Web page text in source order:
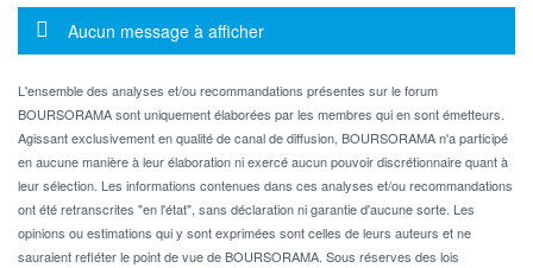
Message d'information
Aucun message à afficher
L'ensemble des analyses et/ou recommandations présentes sur le forum
BOURSORAMA sont uniquement élaborées par les membres qui en sont émetteurs.
Agissant exclusivement en qualité de canal de diffusion, BOURSORAMA n'a participé
en aucune manière à leur élaboration ni exercé aucun pouvoir discrétionnaire quant à
leur sélection. Les informations contenues dans ces analyses et/ou recommandations
ont été retranscrites "en l'état", sans déclaration ni garantie d'aucune sorte. Les
opinions ou estimations qui y sont exprimées sont celles de leurs auteurs et ne
sauraient refléter le point de vue de BOURSORAMA. Sous réserves des lois